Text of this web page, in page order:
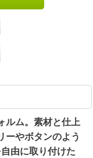
ルム。素材と仕上
ーやボタンのよう
由に取り付けた